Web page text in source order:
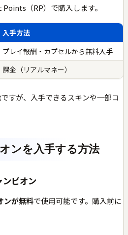
（RP）で購入します。
入手方法
プレイ報酬・カプセルから無料入手
課金（リアルマネー）
ですが、入手できるスキンや一部コ
ンを入手する方法
ピオン
ンが無料で使用可能です。購入前に